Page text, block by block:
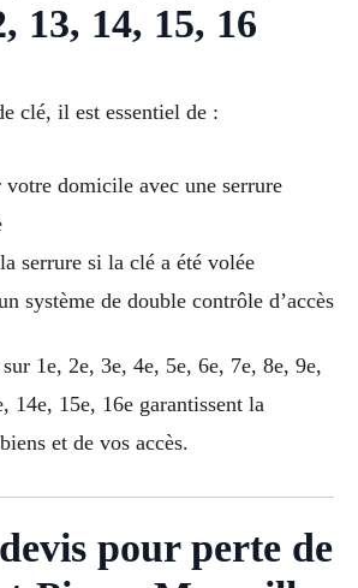
13, 14, 15, 16
clé, il est essentiel de :
votre domicile avec une serrure
serrure si la clé a été volée
système de double contrôle d’accès
1e, 2e, 3e, 4e, 5e, 6e, 7e, 8e, 9e,
14e, 15e, 16e garantissent la
et de vos accès.
pour perte de